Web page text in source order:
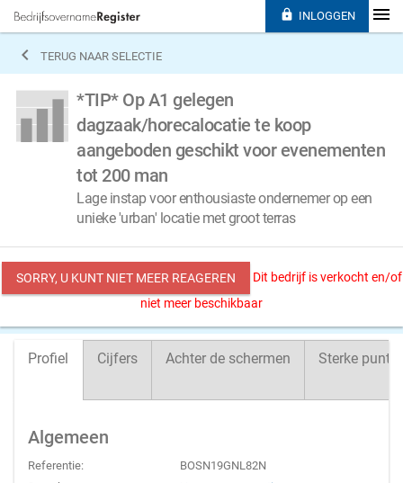
 TERUG NAAR SELECTIE
*TIP* Op A1 gelegen
dagzaak/horecalocatie te koop
aangeboden geschikt voor evenementen
tot 200 man
Lage instap voor enthousiaste ondernemer op een
unieke 'urban' locatie met groot terras
SORRY, U KUNT NIET MEER REAGEREN
Dit bedrijf is verkocht en/of
niet meer beschikbaar
Profiel Cijfers Achter de schermen Sterke
Algemeen
Referentie:
BOSN19GNL82N
 INLOGGEN